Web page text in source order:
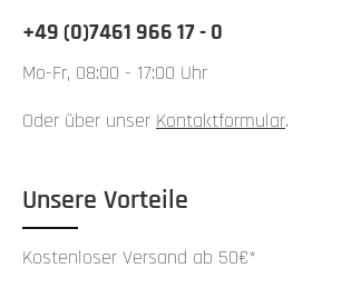
Unsere Vorteile
Kostenloser Versand ab 50€*
+49 (0)7461 966 17 - 0
Mo-Fr, 08:00 - 17:00 Uhr
Oder über unser Kontaktformular.